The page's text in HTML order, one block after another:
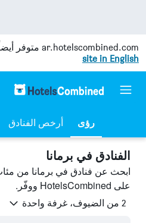
ar.hotelscombined.com متوفر
site in English
رؤى أرخص الفنادق
الفنادق في برمانا
ابحث عن فنادق في برمانا من
على HotelsCombined ووفّر.
2 من الضيوف، غرفة واحدة